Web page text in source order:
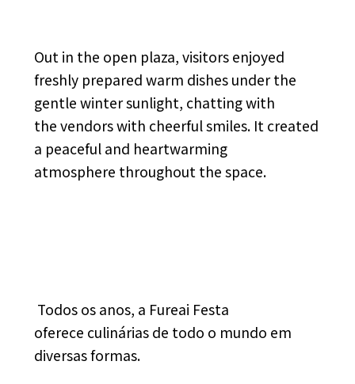
Out in the open plaza, visitors enjoyed
freshly prepared warm dishes under the
gentle winter sunlight, chatting with
the vendors with cheerful smiles. It created
a peaceful and heartwarming
atmosphere throughout the space.
Todos os anos, a Fureai Festa
oferece culinárias de todo o mundo em
diversas formas.